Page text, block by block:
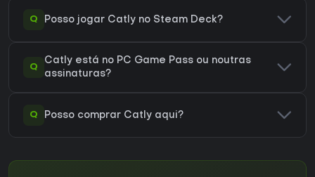
Q Posso jogar Catly no Steam Deck?
Q
Catly está no PC Game Pass ou noutras
assinaturas?
Q Posso comprar Catly aqui?